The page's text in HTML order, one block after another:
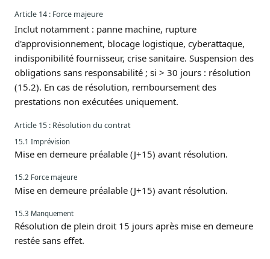
Article 14 : Force majeure
Inclut notamment : panne machine, rupture
d'approvisionnement, blocage logistique, cyberattaque,
indisponibilité fournisseur, crise sanitaire. Suspension des
obligations sans responsabilité ; si > 30 jours : résolution
(15.2). En cas de résolution, remboursement des
prestations non exécutées uniquement.
Article 15 : Résolution du contrat
15.1 Imprévision
Mise en demeure préalable (J+15) avant résolution.
15.2 Force majeure
Mise en demeure préalable (J+15) avant résolution.
15.3 Manquement
Résolution de plein droit 15 jours après mise en demeure
restée sans effet.